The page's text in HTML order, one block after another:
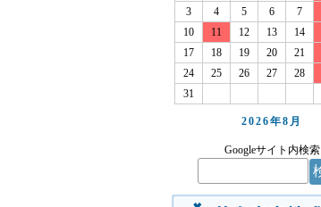
3
4 5 6 7
10
11 12 13 14
17
18 19 20 21
24
25 26 27 28
31
2026年8月
Googleサイト内検索